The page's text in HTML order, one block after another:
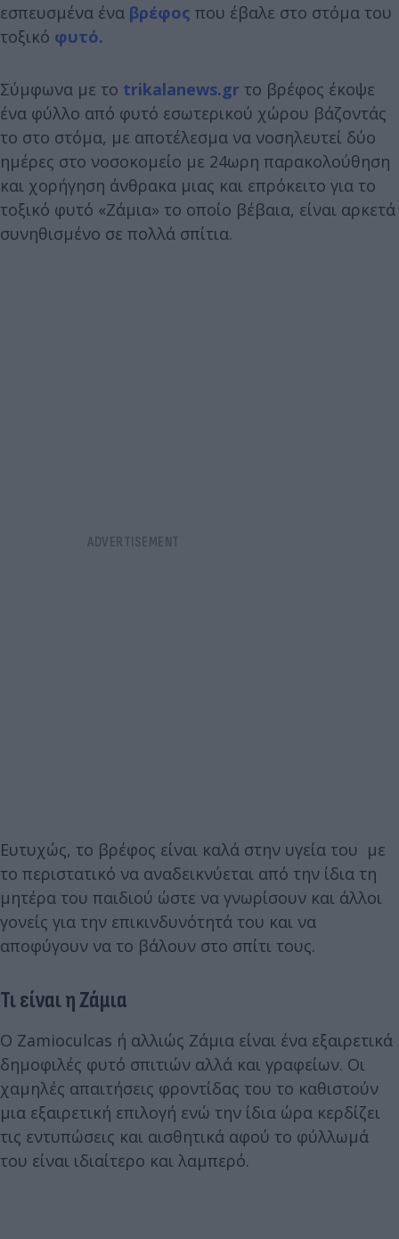
εσπευσμένα ένα βρέφος που έβαλε στο στόμα του
τοξικό φυτό.
Σύμφωνα με το trikalanews.gr το βρέφος έκοψε
ένα φύλλο από φυτό εσωτερικού χώρου βάζοντάς
το στο στόμα, με αποτέλεσμα να νοσηλευτεί δύο
ημέρες στο νοσοκομείο με 24ωρη παρακολούθηση
και χορήγηση άνθρακα μιας και επρόκειτο για το
τοξικό φυτό «Ζάμια» το οποίο βέβαια, είναι αρκετά
συνηθισμένο σε πολλά σπίτια.
Ευτυχώς, το βρέφος είναι καλά στην υγεία του με
το περιστατικό να αναδεικνύεται από την ίδια τη
μητέρα του παιδιού ώστε να γνωρίσουν και άλλοι
γονείς για την επικινδυνότητά του και να
αποφύγουν να το βάλουν στο σπίτι τους.
Τι είναι η Ζάμια
Ο Zamioculcas ή αλλιώς Ζάμια είναι ένα εξαιρετικά
δημοφιλές φυτό σπιτιών αλλά και γραφείων. Οι
χαμηλές απαιτήσεις φροντίδας του το καθιστούν
μια εξαιρετική επιλογή ενώ την ίδια ώρα κερδίζει
τις εντυπώσεις και αισθητικά αφού το φύλλωμά
του είναι ιδιαίτερο και λαμπερό.